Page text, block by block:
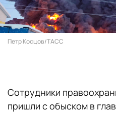
Петр Косцов/ТАСС
Сотрудники
пришли с обыском в